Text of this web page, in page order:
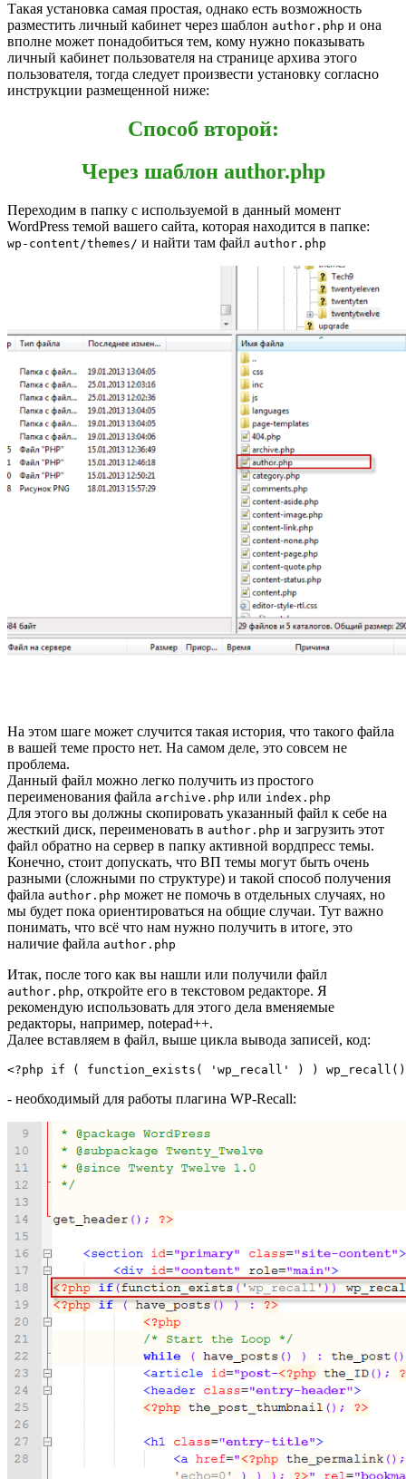
Такая установка самая простая, однако есть возможность
разместить личный кабинет через шаблон author.php и она
вполне может понадобиться тем, кому нужно показывать
личный кабинет пользователя на странице архива этого
пользователя, тогда следует произвести установку согласно
инструкции размещенной ниже:
Способ второй:
Через шаблон author.php
Переходим в папку с используемой в данный момент
WordPress темой вашего сайта, которая находится в папке:
wp-content/themes/ и найти там файл author.php
На этом шаге может случится такая история, что такого файла
в вашей теме просто нет. На самом деле, это совсем не
проблема.
Данный файл можно легко получить из простого
переименования файла archive.php или index.php
Для этого вы должны скопировать указанный файл к себе на
жесткий диск, переименовать в author.php и загрузить этот
файл обратно на сервер в папку активной вордпресс темы.
Конечно, стоит допускать, что ВП темы могут быть очень
разными (сложными по структуре) и такой способ получения
файла author.php может не помочь в отдельных случаях, но
мы будет пока ориентироваться на общие случаи. Тут важно
понимать, что всё что нам нужно получить в итоге, это
наличие файла author.php
Итак, после того как вы нашли или получили файл
author.php, откройте его в текстовом редакторе. Я
рекомендую использовать для этого дела вменяемые
редакторы, например, notepad++.
Далее вставляем в файл, выше цикла вывода записей, код:
<?php if ( function_exists( 'wp_recall' ) )
- необходимый для работы плагина WP-Recall: